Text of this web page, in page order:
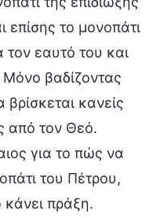
επίσης το μονοπάτι
τον εαυτό του και
βαδίζοντας
κανείς
από τον Θεό.
για το πώς να
του Πέτρου,
πράξη.